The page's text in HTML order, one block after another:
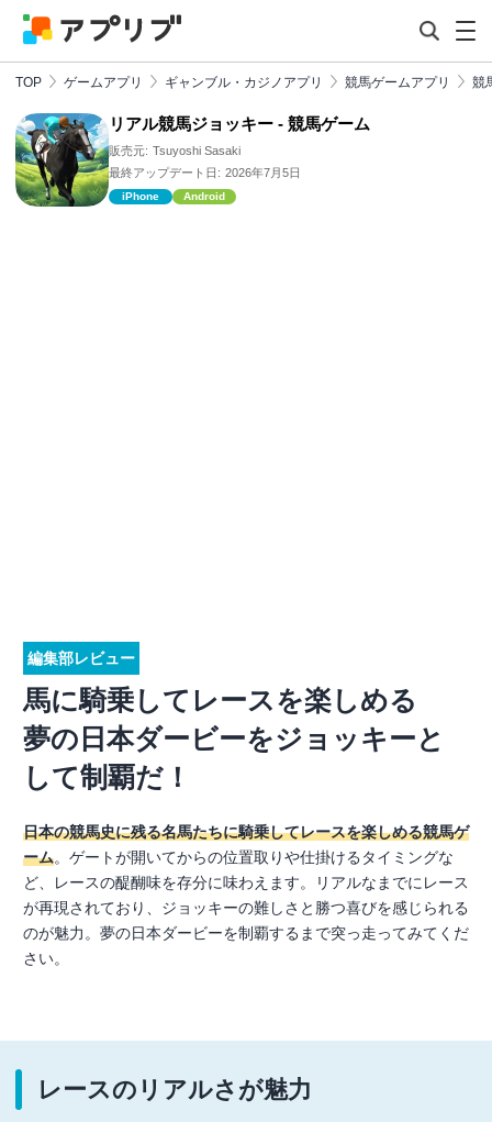
TOP ゲームアプリ ギャンブル・カジノアプリ 競馬ゲームアプリ 競
リアル競馬ジョッキー - 競馬ゲーム
販売元: Tsuyoshi Sasaki
最終アップデート日: 2026年7月5日
iPhone Android
編集部レビュー
馬に騎乗してレースを楽しめる
夢の日本ダービーをジョッキーと
して制覇だ！
日本の競馬史に残る名馬たちに騎乗してレースを楽しめる競馬ゲ
ーム。ゲートが開いてからの位置取りや仕掛けるタイミングな
ど、レースの醍醐味を存分に味わえます。リアルなまでにレース
が再現されており、ジョッキーの難しさと勝つ喜びを感じられる
のが魅力。夢の日本ダービーを制覇するまで突っ走ってみてくだ
さい。
レースのリアルさが魅力